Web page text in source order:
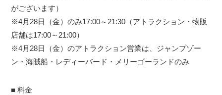
がございます）
※4月28日（金）のみ17:00～21:30（アトラクション・物販
店舗は17:00～21:00）
※4月28日（金）のアトラクション営業は、ジャンプゾー
ン・海賊船・レディーバード・メリーゴーランドのみ
■ 料金